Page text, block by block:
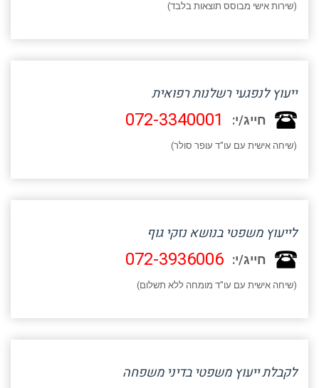
(שירות אישי מבוסס תוצאות בלבד)
ייעוץ לנפגעי רשלנות רפואית
חייג/י: 072-3340001
(שיחה אישית עם עו"ד עופר סולר)
לייעוץ משפטי בנושא נזקי גוף
חייג/י: 072-3936006
(שיחה אישית עם עו"ד מומחה ללא תשלום)
לקבלת ייעוץ משפטי בדיני משפחה